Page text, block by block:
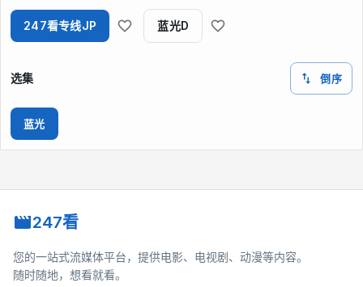
247看专线JP 蓝光D
选集 倒序
蓝光
247看
您的一站式流媒体平台，提供电影、电视剧、动漫等内容。
随时随地，想看就看。